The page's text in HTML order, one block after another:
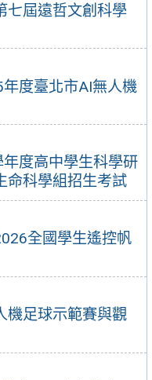
七屆遠哲文創科學
度臺北市AI無人機
度高中學生科學研
命科學組招生考試
全國學生遙控帆
機足球示範賽與觀